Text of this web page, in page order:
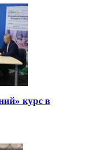
курс в